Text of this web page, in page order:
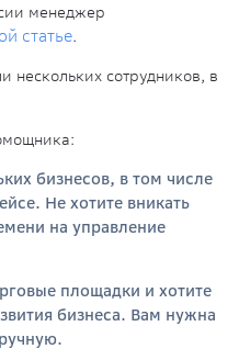
менеджер
статье.
нескольких сотрудников, в
бизнесов, в том числе
Не хотите вникать
на управление
площадки и хотите
бизнеса. Вам нужна